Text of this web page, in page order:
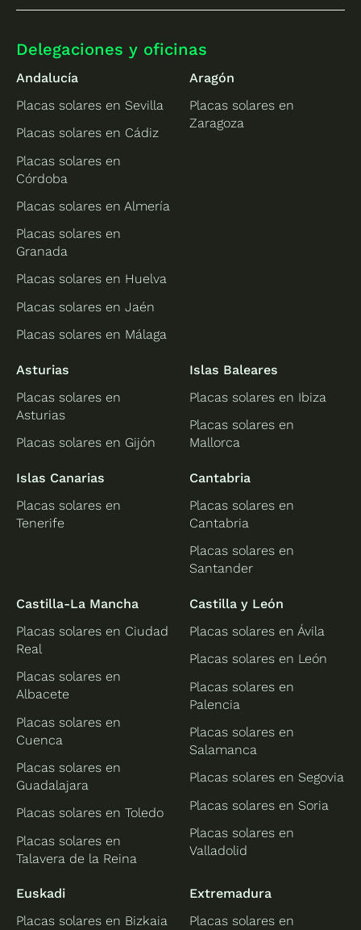
Delegaciones y oficinas
Andalucía
Placas solares en Sevilla
Placas solares en Cádiz
Placas solares en
Córdoba
Placas solares en Almería
Placas solares en
Granada
Placas solares en Huelva
Placas solares en Jaén
Placas solares en Málaga
Aragón
Placas solares en
Zaragoza
Asturias
Placas solares en
Asturias
Placas solares en Gijón
Islas Baleares
Placas solares en Ibiza
Placas solares en
Mallorca
Islas Canarias
Placas solares en
Tenerife
Cantabria
Placas solares en
Cantabria
Placas solares en
Santander
Castilla-La Mancha
Placas solares en Ciudad
Real
Placas solares en
Albacete
Placas solares en
Cuenca
Placas solares en
Guadalajara
Placas solares en Toledo
Placas solares en
Talavera de la Reina
Castilla y León
Placas solares en Ávila
Placas solares en León
Placas solares en
Palencia
Placas solares en
Salamanca
Placas solares en Segovia
Placas solares en Soria
Placas solares en
Valladolid
Euskadi
Placas solares en Bizkaia
Extremadura
Placas solares en